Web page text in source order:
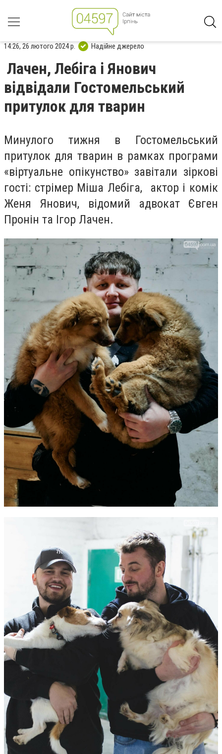
14:26, 26 лютого 2024 р. Надійне джерело
Лачен, Лебіга і Янович
відвідали Гостомельський
притулок для тварин
Минулого тижня в Гостомельський
притулок для тварин в рамках програми
«віртуальне опікунство» завітали зіркові
гості: стрімер Міша Лебіга, актор і комік
Женя Янович, відомий адвокат Євген
Пронін та Ігор Лачен.